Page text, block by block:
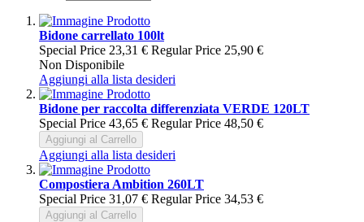
Bidone carrellato 100lt
Special Price 23,31 € Regular Price 25,90 €
Non Disponibile
Aggiungi alla lista desideri
Bidone per raccolta differenziata VERDE 120LT
Special Price 43,65 € Regular Price 48,50 €
Aggiungi al Carrello
Aggiungi alla lista desideri
Compostiera Ambition 260LT
Special Price 31,07 € Regular Price 34,53 €
Aggiungi al Carrello